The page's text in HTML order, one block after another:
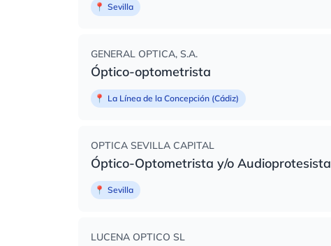
📍 Sevilla
GENERAL OPTICA, S.A.
Óptico-optometrista
📍 La Línea de la Concepción (Cádiz)
OPTICA SEVILLA CAPITAL
Óptico-Optometrista y/o Audioprotesista
📍 Sevilla
LUCENA OPTICO SL